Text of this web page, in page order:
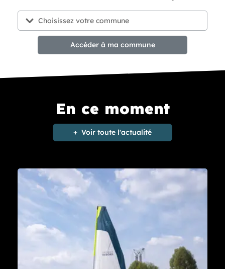
Accéder à ma commune
En ce moment
Voir toute l'actualité